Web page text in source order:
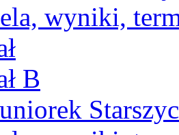
wyniki,
B